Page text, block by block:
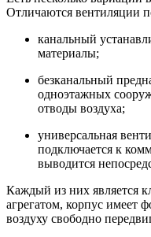
Отличаются вентиляции
канальный
материалы;
безканальный
одноэтажных
отводы воздуха;
универсальная
подключается к
выводится
Каждый из них является
агрегатом, корпус имеет
воздуху свободно